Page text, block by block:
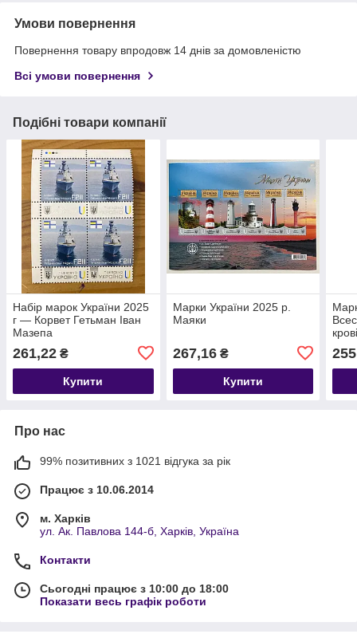
Умови повернення
Повернення товару впродовж 14 днів за домовленістю
Всі умови повернення
Подібні товари компанії
Набір марок України 2025
г — Корвет Гетьман Іван
Мазепа
261,22 ₴
Купити
Марки України 2025 р.
Маяки
267,16₴
Купити
Про нас
99% позитивних з 1021 відгука за рік
Працює з 10.06.2014
м. Харків
ул. Ак. Павлова 144-б, Харків, Україна
Контакти
Сьогодні працює з 10:00 до 18:00
Показати весь графік роботи